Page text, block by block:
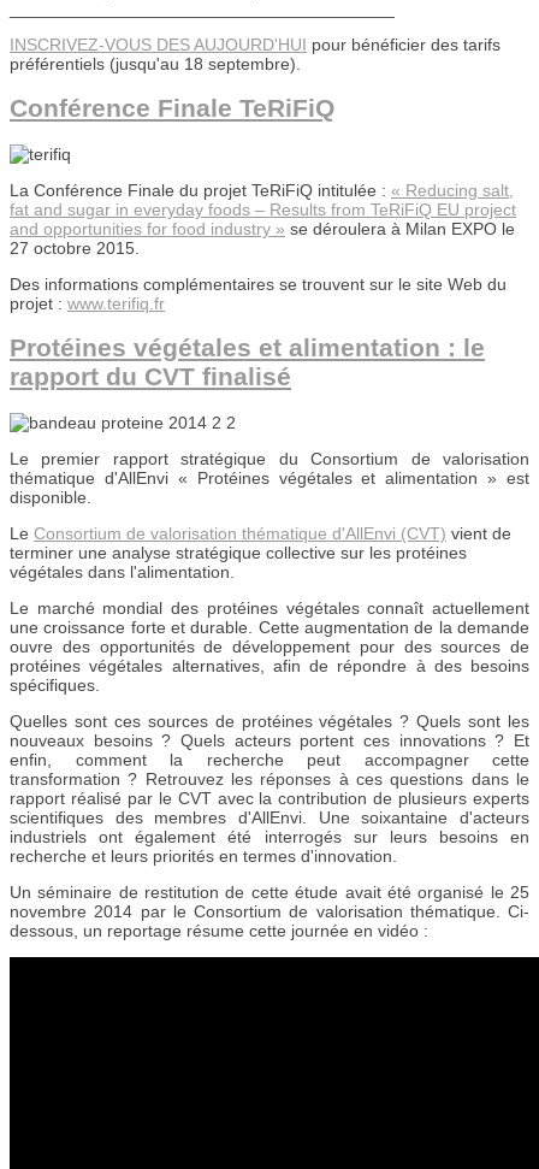
INSCRIVEZ-VOUS DES AUJOURD'HUI pour bénéficier des tarifs
préférentiels (jusqu'au 18 septembre).
Conférence Finale TeRiFiQ
La Conférence Finale du projet TeRiFiQ intitulée : « Reducing salt,
fat and sugar in everyday foods – Results from TeRiFiQ EU project
and opportunities for food industry » se déroulera à Milan EXPO le
27 octobre 2015.
Des informations complémentaires se trouvent sur le site Web du
projet : www.terifiq.fr
Protéines végétales et alimentation : le
rapport du CVT finalisé
Le premier rapport stratégique du Consortium de valorisation
thématique d'AllEnvi « Protéines végétales et alimentation » est
disponible.
Le Consortium de valorisation thématique d'AllEnvi (CVT) vient de
terminer une analyse stratégique collective sur les protéines
végétales dans l'alimentation.
Le marché mondial des protéines végétales connaît actuellement
une croissance forte et durable. Cette augmentation de la demande
ouvre des opportunités de développement pour des sources de
protéines végétales alternatives, afin de répondre à des besoins
spécifiques.
Quelles sont ces sources de protéines végétales ? Quels sont les
nouveaux besoins ? Quels acteurs portent ces innovations ? Et
enfin, comment la recherche peut accompagner cette
transformation ? Retrouvez les réponses à ces questions dans le
rapport réalisé par le CVT avec la contribution de plusieurs experts
scientifiques des membres d'AllEnvi. Une soixantaine d'acteurs
industriels ont également été interrogés sur leurs besoins en
recherche et leurs priorités en termes d'innovation.
Un séminaire de restitution de cette étude avait été organisé le 25
novembre 2014 par le Consortium de valorisation thématique. Ci-
dessous, un reportage résume cette journée en vidéo :